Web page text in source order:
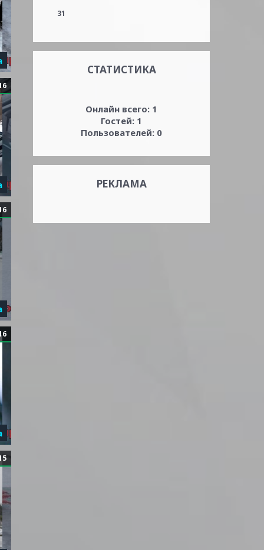
31
СТАТИСТИКА
Онлайн всего: 1
Гостей: 1
Пользователей: 0
РЕКЛАМА